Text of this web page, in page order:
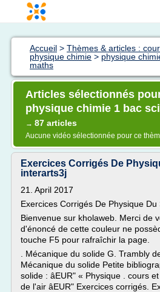
Accueil > Thèmes & articles :
physique chimie > physique
maths
Articles sélectionnés
physique chimie 1 bac
→ 87 articles
Aucune vidéo sélectionnée pour ce
Exercices Corrigés De
interarts3j
21. April 2017
Exercices Corrigés De Physique Du
Bienvenue sur kholaweb. Merci de
d'énoncé de cette couleur ne
touche F5 pour rafraîchir la page.
. Mécanique du solide G. Trambly
Mécanique du solide Petite
solide : âEUR" « Physique . cours
de l'air âEUR" Exercices corrigés.